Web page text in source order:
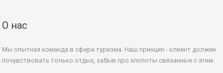
О нас
Мы опытная команда в сфере туризма. Наш принцип - клиент должен
почувствовать только отдых, забыв про хлопоты связанные с этим.